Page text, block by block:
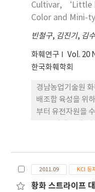
어 상품성이 좋았
고, 80cm 이상 지
해 꽃의 볼륨 감이
이와 같은 이상적
지를 절곡하였을
절곡하였을 때보
떨어지는 굵은 절
하 였을때 28.8%
보다 10% 높았다.
때는 절곡지 엽면
생으로 인해 절화
Cultivar, ‘Little
Color and Mini-
빈철구, 김진기, 김
화훼연구 Vol. 20
한국화훼학회
경남농업기술원
배조합 육성을 위
부터 유전자원을
로 ‘Pink Gem
지 3회의 특 성 검
핑크스타’를 개
2011.09 KCI 등
황화 스트라이프